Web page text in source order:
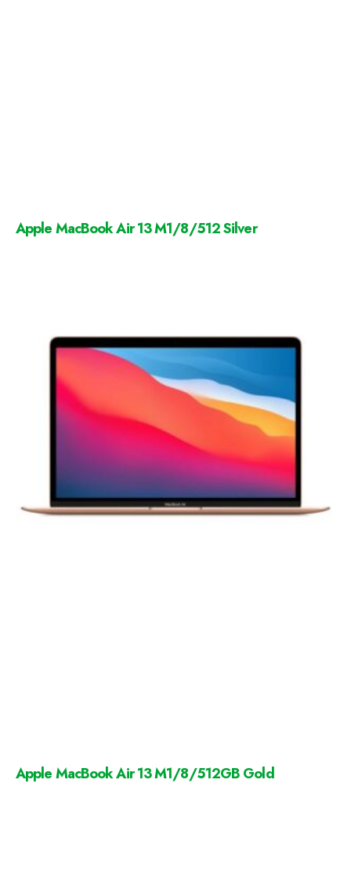
Apple MacBook Air 13 M1/8/512 Silver
Apple MacBook Air 13 M1/8/512GB Gold